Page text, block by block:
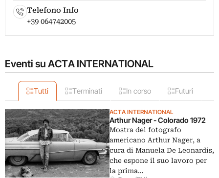
Telefono Info
+39 064742005
Eventi su ACTA INTERNATIONAL
Tutti Terminati In corso Futuri
ACTA INTERNATIONAL
Arthur Nager - Colorado 1972
Mostra del fotografo
americano Arthur Nager, a
cura di Manuela De Leonardis,
che espone il suo lavoro per
la prima…